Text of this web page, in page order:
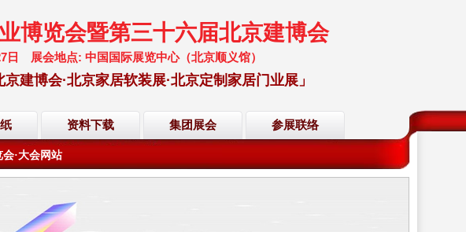
博览会暨第三十六届北京建博会
日 展会地点: 中国国际展览中心（北京顺义馆）
建博会·北京家居软装展·北京定制家居门业展」
资料下载 集团展会 参展联络
59
·大会网站